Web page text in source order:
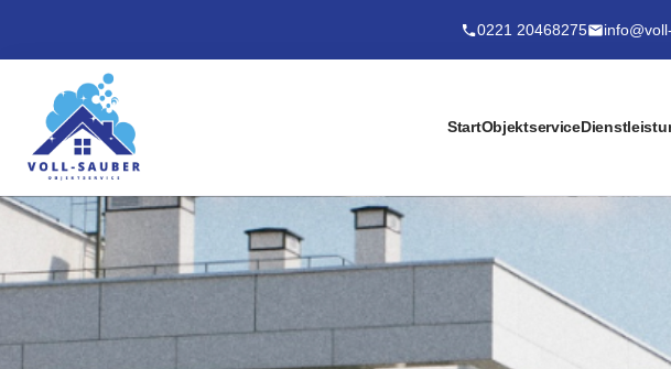
0221 20468275
StartObjektservice